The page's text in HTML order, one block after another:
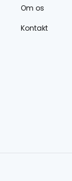
Om os
Kontakt